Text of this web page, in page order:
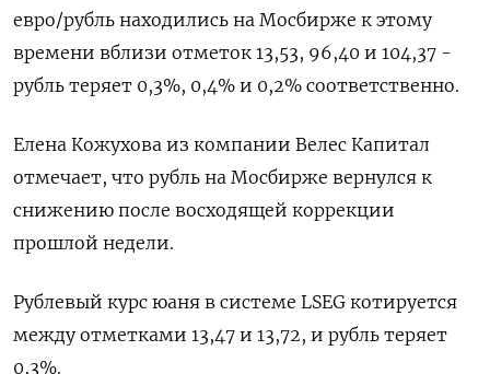
евро/рубль находились на Мосбирже к этому
времени вблизи отметок 13,53, 96,40 и 104,37 -
рубль теряет 0,3%, 0,4% и 0,2% соответственно.
Елена Кожухова из компании Велес Капитал
отмечает, что рубль на Мосбирже вернулся к
снижению после восходящей коррекции
прошлой недели.
Рублевый курс юаня в системе LSEG котируется
между отметками 13,47 и 13,72, и рубль теряет
0,3%.